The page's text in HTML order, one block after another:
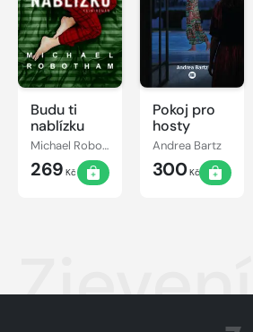
Budu ti
nablízku
Michael Robotham
269 Kč
Pokoj pro
hosty
Andrea Bartz
300Kč
Zjevení